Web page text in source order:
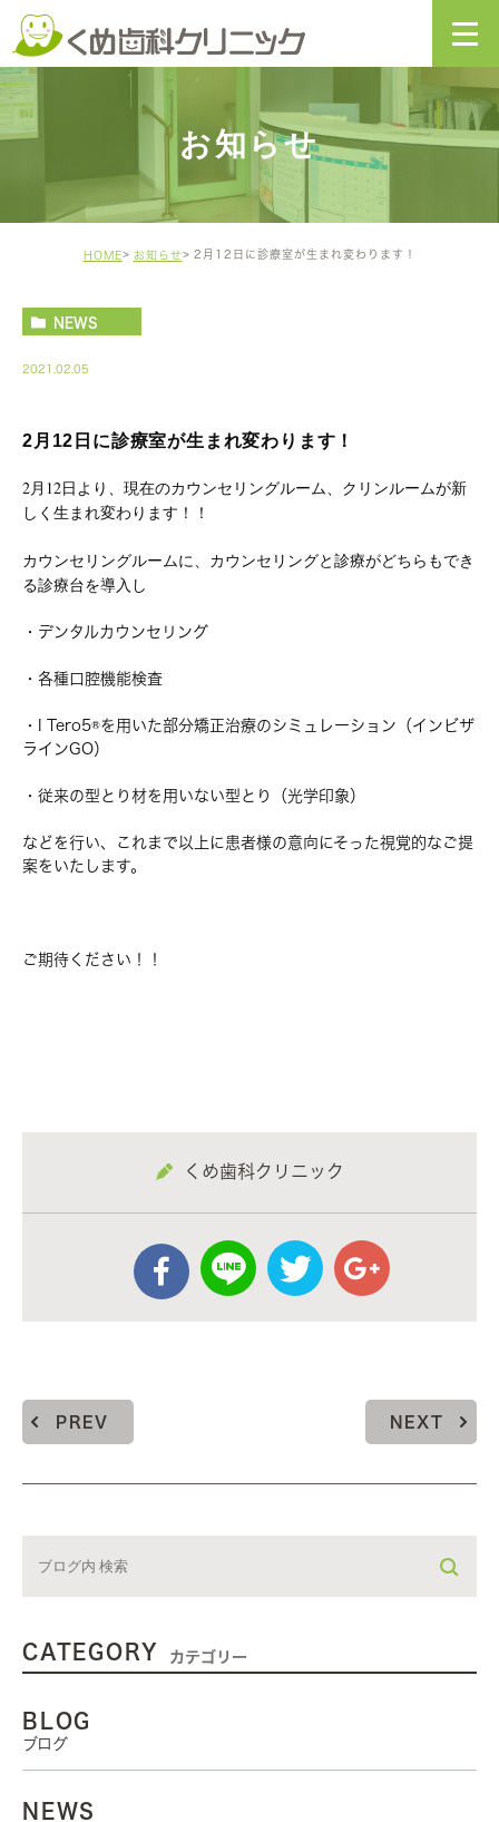
お知らせ
HOME お知らせ 2月12日に診療室が生まれ変わります！
NEWS
2021.02.05
2月12日に診療室が生まれ変わります！
2月12日より、現在のカウンセリングルーム、クリンルームが新
しく生まれ変わります！！
カウンセリングルームに、カウンセリングと診療がどちらもでき
る診療台を導入し
・デンタルカウンセリング
・各種口腔機能検査
・I Tero5®︎を用いた部分矯正治療のシミュレーション（インビザ
ラインGO）
・従来の型とり材を用いない型とり（光学印象）
などを行い、これまで以上に患者様の意向にそった視覚的なご提
案をいたします。
ご期待ください！！
くめ歯科クリニック
PREV NEXT
CATEGORY カテゴリー
BLOG
ブログ
NEWS